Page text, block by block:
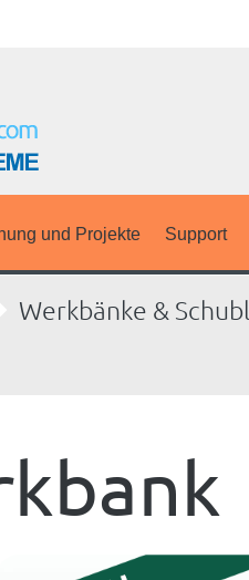
und Projekte Support
Werkbänke &